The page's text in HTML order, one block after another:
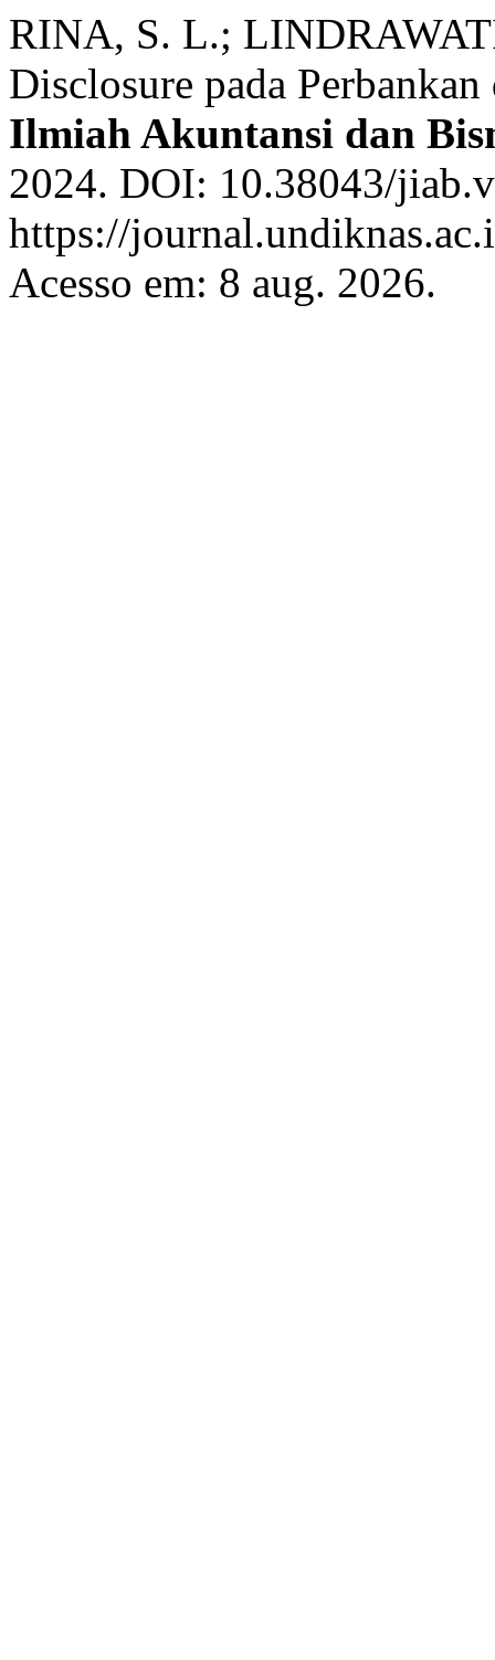
RINA, S. L.;
Disclosure pada
Ilmiah Akuntansi dan
2024. DOI: 10.38043/
https://
Acesso em: 8 aug. 2026.